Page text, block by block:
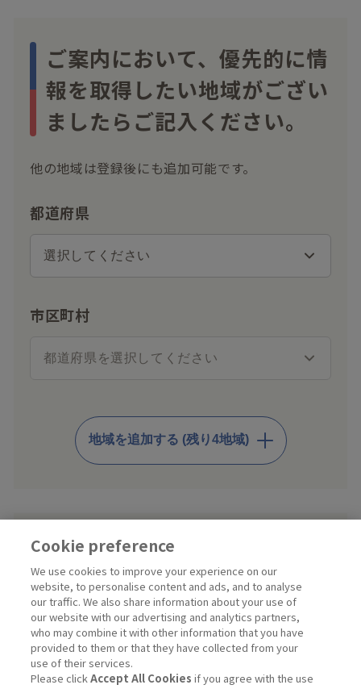
ご案内において、優先的に情
報を取得したい地域がござい
ましたらご記入ください。
他の地域は登録後にも追加可能です。
都道府県
市区町村
地域を追加する (残り4地域)
プライバシーポリシー
会員規約 の取り扱いに同意する
※ Kiraliaきらりの利用に関する契約はお客様と花王プロフェッ
ショナル・サービス株式会社との間で締結されます。
尚、本サービスの提供は花王プロフェッショナル・サービス株式
会社からキラリアハイジーン株式会社に再委託いたします。
Cookie preference
We use cookies to improve your experience on our
website, to personalise content and ads, and to analyse
our traffic. We also share information about your use of
our website with our advertising and analytics partners,
who may combine it with other information that you have
provided to them or that they have collected from your
use of their services.
Please clickAccept All Cookies if you agree with the use